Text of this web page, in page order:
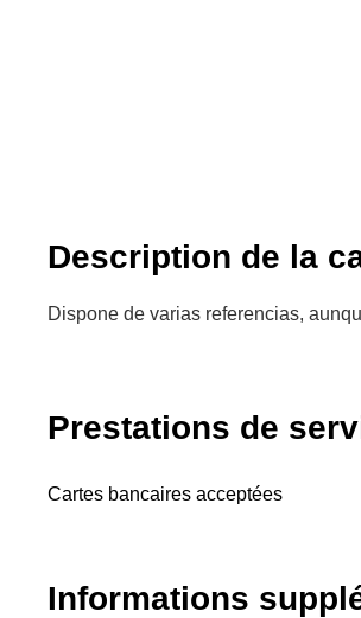
Description de la
Dispone de varias referencias,
Prestations de
Cartes bancaires acceptées
Informations